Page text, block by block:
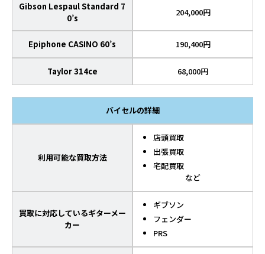
Gibson Lespaul Standard 7
0’s
204,000円
Epiphone CASINO 60’s 190,400円
Taylor 314ce 68,000円
バイセルの詳細
利用可能な買取方法
店頭買取
出張買取
宅配買取
など
買取に対応しているギターメー
カー
ギブソン
フェンダー
PRS